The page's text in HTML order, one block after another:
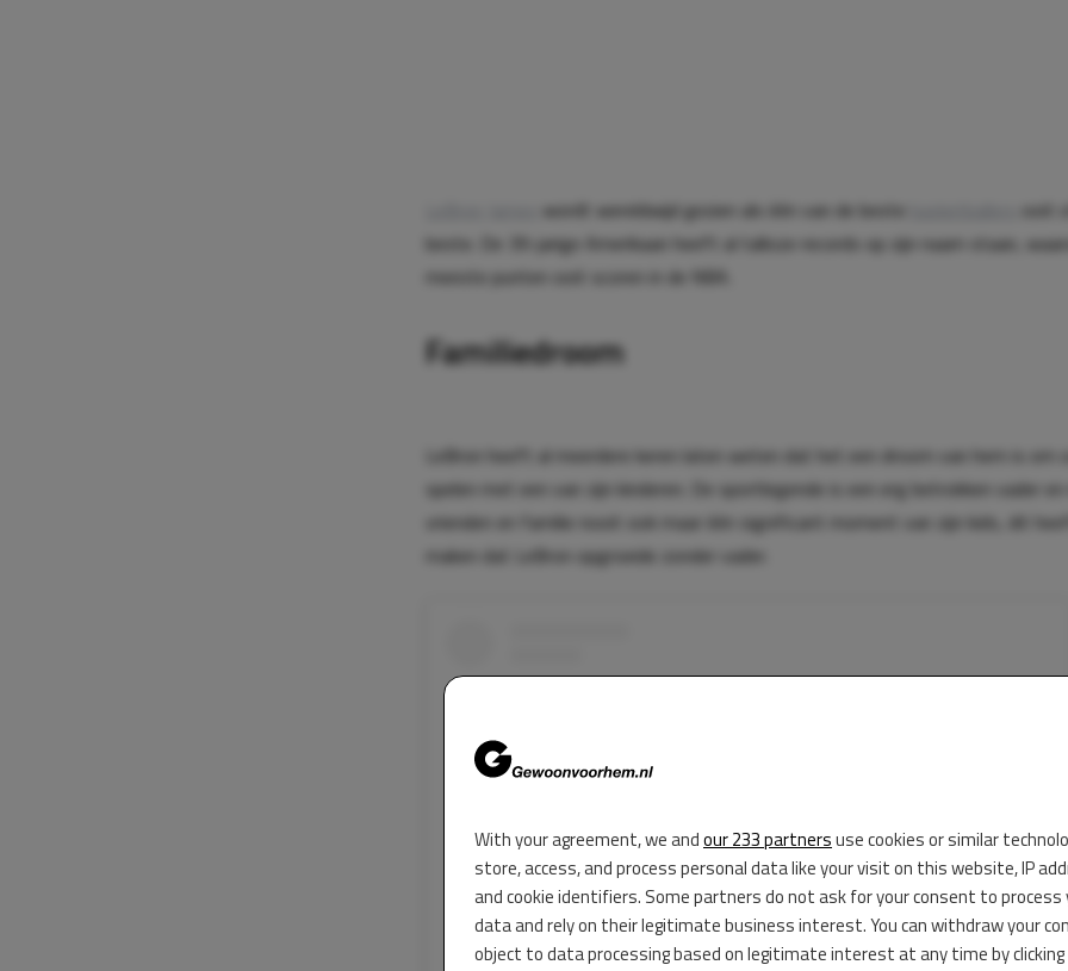
With your agreement, we andour 233 partnersuse cookies or similar
store, access, and process personal data like your visit on this website, IP
and cookie identifiers. Some partners do not ask for your consent to process
data and rely on their legitimate business interest. You can withdraw your
object to data processing based on legitimate interest at any time by clicking
wordt wereldwijd gezien als één van de beste
ooit
beste. De 39-jarige Amerikaan heeft al talloze records op zijn naam staan,
meeste punten ooit scoren in de NBA.
Familiedroom
LeBron heeft al meerdere keren laten weten dat het een droom van hem is om
spelen met een van zijn kinderen. De sportlegende is een erg betrokken vader
vrienden en familie nooit ook maar één significant moment van zijn kids, dit
maken dat LeBron opgroeide zonder vader.